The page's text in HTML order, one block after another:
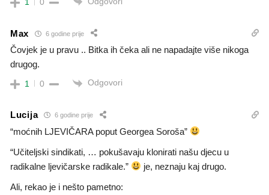
1 0
Max 6 godine prije
Čovjek je u pravu .. Bitka ih čeka ali ne napadajte više nikoga
drugog.
1 0 Odgovori
Lucija 6 godine prije
“moćnih LJEVIČARA poput Georgea Soroša”
“Učiteljski sindikati, … pokušavaju klonirati našu djecu u
radikalne ljevičarske radikale.”
je, neznaju kaj drugo.
Ali, rekao je i nešto pametno: